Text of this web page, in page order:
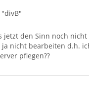
jetzt den Sinn noch nicht
ja nicht bearbeiten d.h.
pflegen??